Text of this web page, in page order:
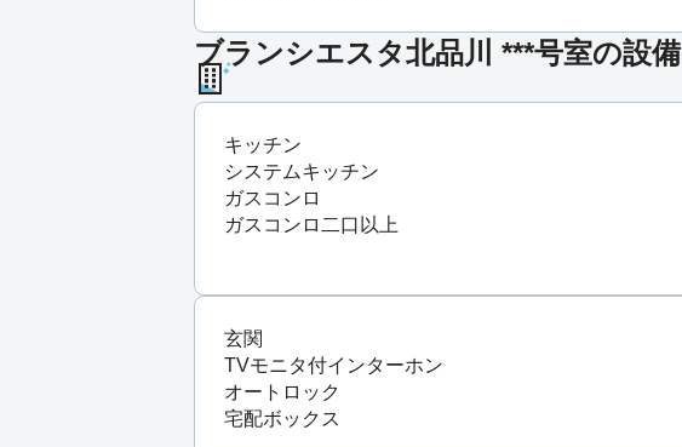
ブランシエスタ北品川 ***号室の設備
キッチン
システムキッチン
ガスコンロ
ガスコンロ二口以上
玄関
TVモニタ付インターホン
オートロック
宅配ボックス